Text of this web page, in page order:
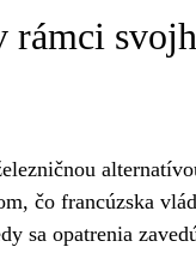
rámci
čo francúzska
sa opatrenia